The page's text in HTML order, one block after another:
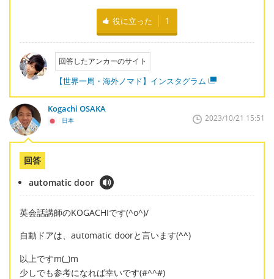
役に立った 1
回答したアンカーのサイト
【世界一周・海外ノマド】インスタグラム
Kogachi OSAKA
日本 2023/10/21 15:51
回答
automatic door
英会話講師のKOGACHIです(^o^)/
自動ドアは、automatic doorと言います(^^)
以上ですm(_)m
少しでも参考になれば幸いです(#^^#)